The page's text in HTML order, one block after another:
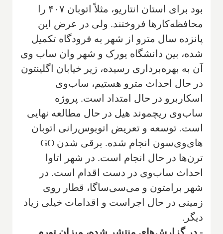
بود برای استان انتاریو، مثلاً اتوبان ۴۰۷ را
محافظه‌کارها فروختند. ولی در عرض این
پانزده سال مترو از شهر به فرودگاه تکمیل
شده، بین دانشگاه یورک و شهر وان ساب وی
آن به بهره‌برداری رسیده، زیر خیابان اگلینتون
در حال احداث مترو هستیم، ساب‌وی
اسکاربرو در حال امتداد است. پروژه
ساب‌وی ریچموند هیل در حال مطالعه نهایی
است. توسعه و تعریض اتوبوس‌رانی اتوبان‌
های‌وی‌سون انجام شده. برقی شدن GO
ترن‌ها در حال انجام است. در شهر اتاوا
احداث ساب‌وی در دست اقدام است. در
شهر برامتون و می‌سی‌ساگا، قطار روی
زمینی در حال اجراست و اقدامات خیلی زیاد
دیگر.